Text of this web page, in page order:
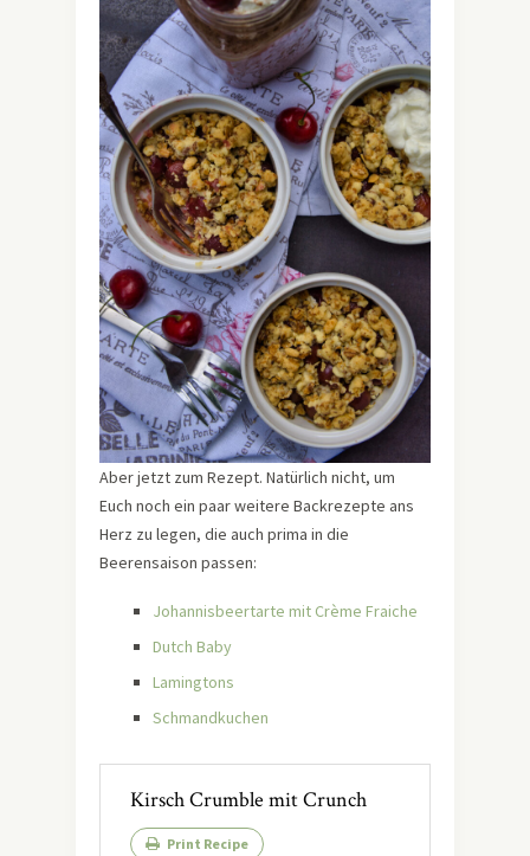
Aber jetzt zum Rezept. Natürlich nicht, um
Euch noch ein paar weitere Backrezepte ans
Herz zu legen, die auch prima in die
Beerensaison passen:
Johannisbeertarte mit Crème Fraiche
Dutch Baby
Lamingtons
Schmandkuchen
Kirsch Crumble mit Crunch
Print Recipe